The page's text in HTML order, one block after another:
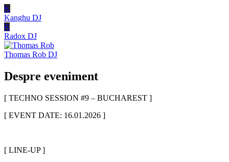
K
Kanghu DJ
R
Radox DJ
Thomas Rob DJ
Despre eveniment
[ TECHNO SESSION #9 – BUCHAREST ]
[ EVENT DATE: 16.01.2026 ]
[ LINE-UP ]